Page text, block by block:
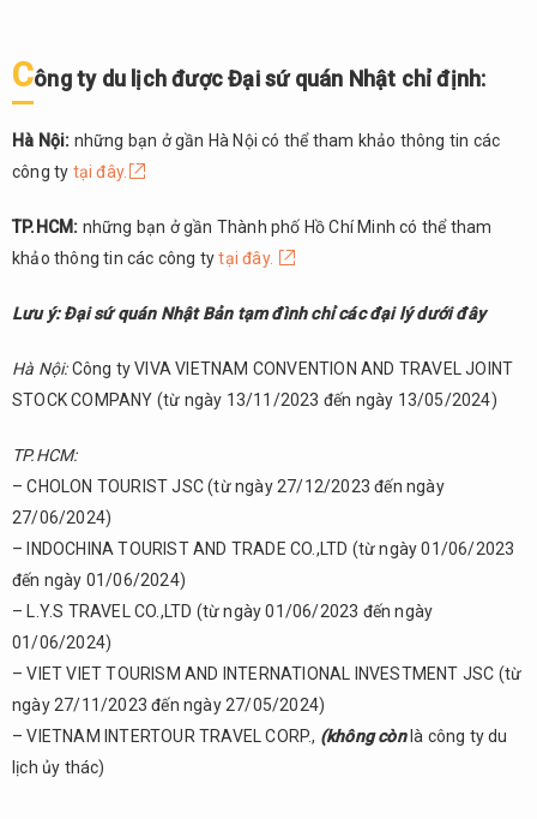
ủy
3.
Các
visa
Nhật
3.1.
lần
nhập
Mục
đích
nhập
3.2.1.
Visa du
lịch
3.2.2.
học
Công ty du lịch được Đại sứ quán Nhật chỉ định:
Hà Nội: những bạn ở gần Hà Nội có thể tham khảo thông tin các
công ty tại đây.
TP.HCM: những bạn ở gần Thành phố Hồ Chí Minh có thể tham
khảo thông tin các công tytại đây.
Lưu ý: Đại sứ quán Nhật Bản tạm đình chỉ các đại lý dưới đây
Hà Nội:Công ty VIVA VIETNAM CONVENTION AND TRAVEL JOINT
STOCK COMPANY (từ ngày 13/11/2023 đến ngày 13/05/2024)
TP.HCM:
– CHOLON TOURIST JSC (từ ngày 27/12/2023 đến ngày
27/06/2024)
– INDOCHINA TOURIST AND TRADE CO.,LTD (từ ngày 01/06/2023
đến ngày 01/06/2024)
– L.Y.S TRAVEL CO.,LTD (từ ngày 01/06/2023 đến ngày
01/06/2024)
– VIET VIET TOURISM AND INTERNATIONAL INVESTMENT JSC (từ
ngày 27/11/2023 đến ngày 27/05/2024)
– VIETNAM INTERTOUR TRAVEL CORP., (không cònlà công ty du
lịch ủy thác)